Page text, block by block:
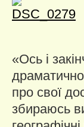
«Ось і
про свої
збираюсь